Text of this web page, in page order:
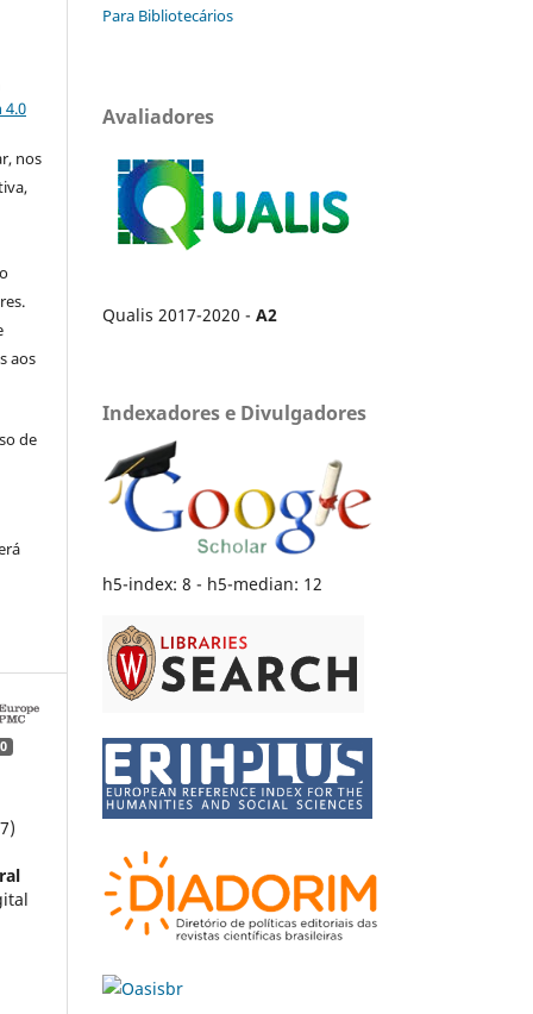
4.0
nos
aos
de
0
Para Bibliotecários
Avaliadores
Qualis 2017-2020 - A2
Indexadores e Divulgadores
h5-index: 8 - h5-median: 12